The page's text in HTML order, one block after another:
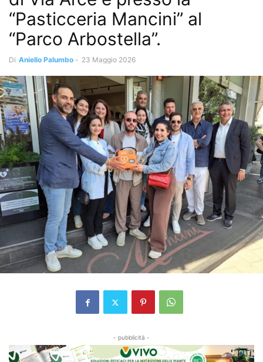
“Pasticceria Mancini” al
“Parco Arbostella”.
Di Aniello Palumbo - 23 Maggio 2026
- pubblicità -